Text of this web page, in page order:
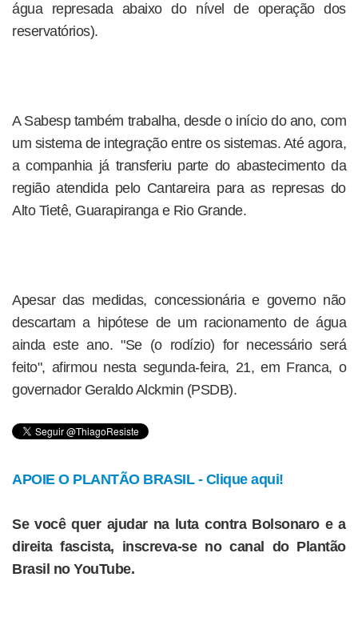
água represada abaixo do nível de operação dos
reservatórios).
A Sabesp também trabalha, desde o início do ano, com
um sistema de integração entre os sistemas. Até agora,
a companhia já transferiu parte do abastecimento da
região atendida pelo Cantareira para as represas do
Alto Tietê, Guarapiranga e Rio Grande.
Apesar das medidas, concessionária e governo não
descartam a hipótese de um racionamento de água
ainda este ano. "Se (o rodízio) for necessário será
feito", afirmou nesta segunda-feira, 21, em Franca, o
governador Geraldo Alckmin (PSDB).
APOIE O PLANTÃO BRASIL - Clique aqui!
Se você quer ajudar na luta contra Bolsonaro e a
direita fascista, inscreva-se no canal do Plantão
Brasil no YouTube.